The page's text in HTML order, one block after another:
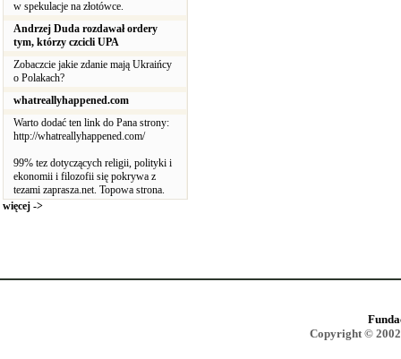
w spekulacje na złotówce.
Andrzej Duda rozdawał ordery
tym, którzy czcicli UPA
Zobaczcie jakie zdanie mają Ukraińcy
o Polakach?
whatreallyhappened.com
Warto dodać ten link do Pana strony:
http://whatreallyhappened.com/
99% tez dotyczących religii, polityki i
ekonomii i filozofii się pokrywa z
tezami zaprasza.net. Topowa strona.
więcej ->
Copyright ©